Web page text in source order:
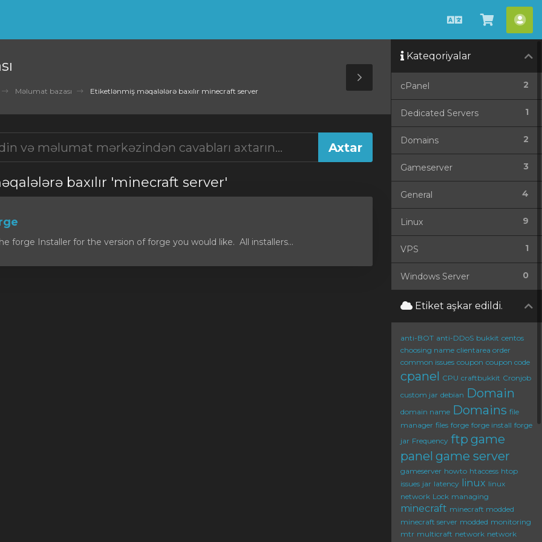
Azerbaijani
Səbətə
bax
Məlumat bazası Etiketlənmiş məqalələrə baxılır minecraft server
Toggle
Sidebar
baxılır 'minecraft server'
forge Installer for the version of forge you would like. All installers...
Kateqoriyalar
2
cPanel
1
Dedicated Servers
2
Domains
3
Gameserver
4
General
9
Linux
1
VPS
0
Windows Server
Etiket aşkar edildi.
anti-BOT anti-DDoS bukkit centos
choosing name clientarea order
common issues coupon coupon code
cpanel CPU craftbukkit Cronjob
custom jar debian Domain
domain name Domains file
manager files forge forge install forge
jar Frequency ftp game
panel game server
gameserver howto htaccess htop
issues jar latency linux linux
network Lock managing
minecraft minecraft modded
minecraft server modded monitoring
mtr multicraft network network